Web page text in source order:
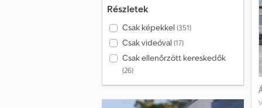
Részletek
Csak képekkel (351)
Csak videóval (17)
Csak ellenőrzött kereskedők
(26)